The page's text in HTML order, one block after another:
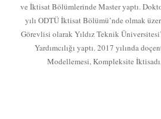
ve İktisat Bölümlerinde Master yaptı.
yılı ODTÜ İktisat Bölümü’nde olmak
Görevlisi olarak Yıldız Teknik
Yardımcılığı yaptı. 2017 yılında
Modellemesi, Kompleksite